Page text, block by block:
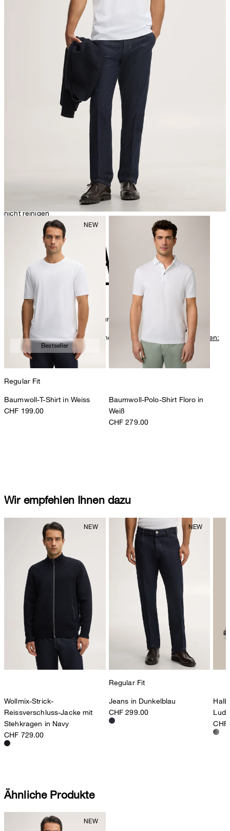
nicht Trommeltrocknen
nicht reinigen
Bügeln bei geringer Temperatur
Weitere Pflegeinformationen finden Sie unter:
Unsere Qualitäten:
Bestseller
Regular Fit
Baumwoll-T-Shirt in Weiss
CHF 199.00
Baumwoll-Polo-Shirt Floro in
Weiß
CHF 279.00
Wir empfehlen Ihnen dazu
Wollmix-Strick-
Reissverschluss-Jacke mit
Stehkragen in Navy
CHF 729.00
Regular Fit
Jeans in Dunkelblau
CHF 299.00
Ähnliche Produkte